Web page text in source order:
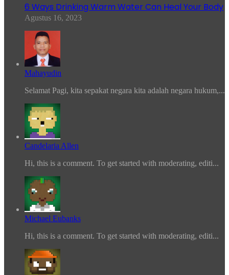
6 Ways Drinking Warm Water Can Heal Your Body
Agustus 16, 2023
Mahayudin
Selamat Pagi, kita sepakat negara kita adalah negara hukum,...
Candelaria Allen
Hi, this is a comment. To get started with moderating, editi...
Michael Eubanks
Hi, this is a comment. To get started with moderating, editi...